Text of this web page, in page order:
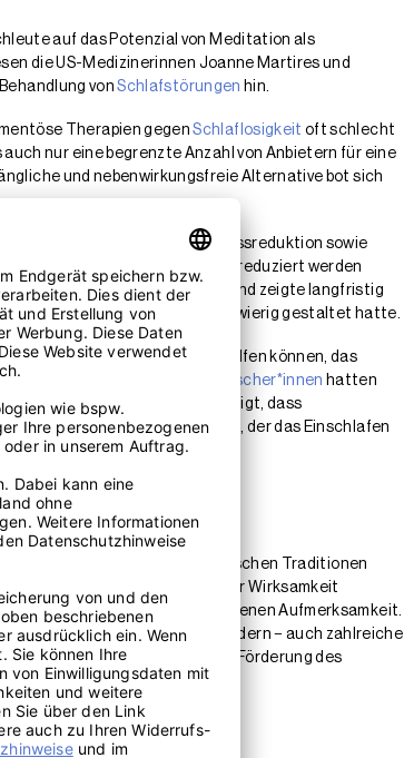
auf das Potenzial von Meditation als
die US-Medizinerinnen Joanne Martires und
vonSchlafstörungen hin.
Therapien gegenSchlaflosigkeit oft schlecht
nur eine begrenzte Anzahl von Anbietern für eine
und nebenwirkungsfreie Alternative bot sich
achtsamkeitsbasierte Stressreduktion sowie
Wachzeit nachweislich reduziert werden
gut angenommen und zeigte langfristig
sich bis dahin besonders schwierig gestaltet hatte.
Einschlaf-Meditationen helfen können, das
und entspannen.
Hirnforscher*innen hatten
nachgewiesen und gezeigt, dass
Gelassenheit hergestellt, der das Einschlafen
spirituellen und esoterischen Traditionen
praktiziert und bezüglich ihrer Wirksamkeit
die bewusste Lenkung der eigenen Aufmerksamkeit.
dauerhaft positiv verändern − auch zahlreiche
sind der Stressabbau und die Förderung des